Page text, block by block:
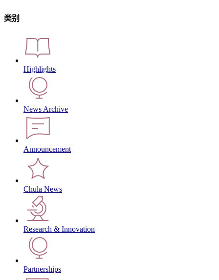
类别
Highlights
News Archive
Announcement
Chula News
Research & Innovation
Partnerships